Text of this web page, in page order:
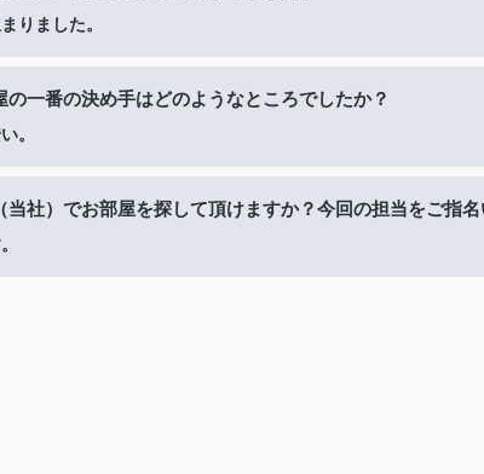
りました。
の一番の決め手はどのようなところでしたか？
。
当社）でお部屋を探して頂けますか？今回の担当をご指